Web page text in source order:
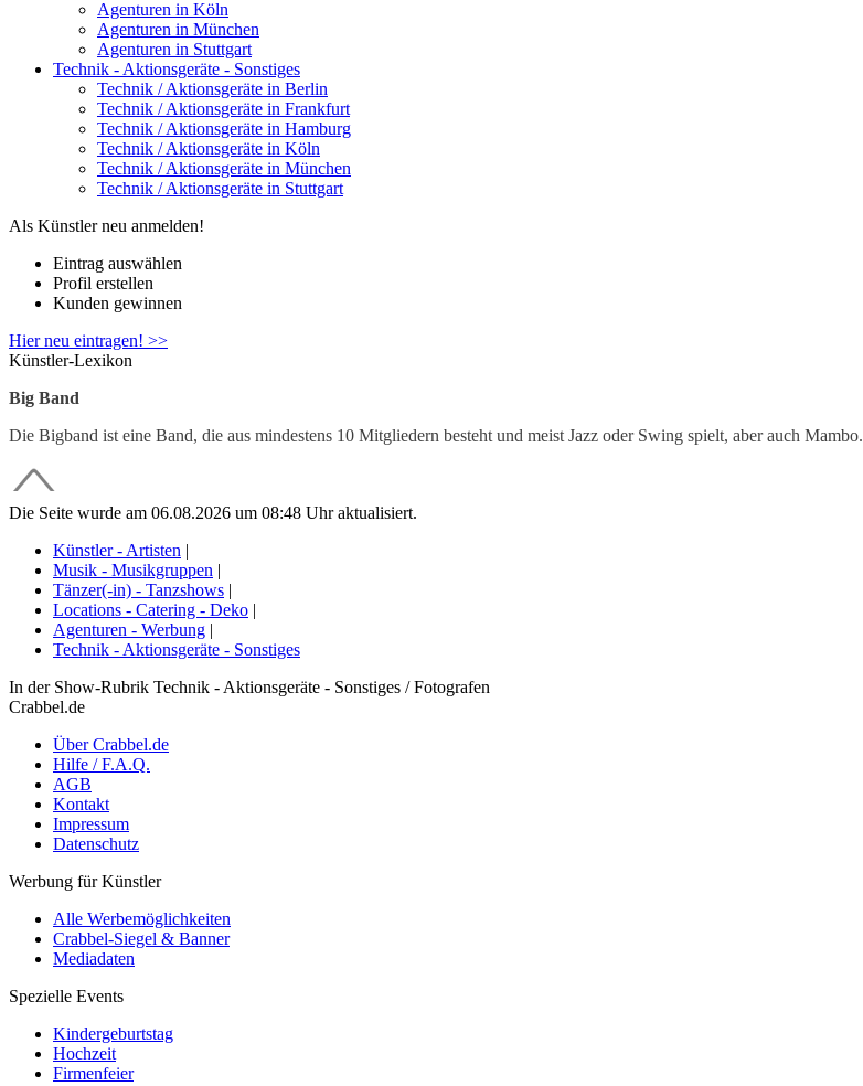
Agenturen in Köln
Agenturen in München
Agenturen in Stuttgart
Technik - Aktionsgeräte - Sonstiges
Technik / Aktionsgeräte in Berlin
Technik / Aktionsgeräte in Frankfurt
Technik / Aktionsgeräte in Hamburg
Technik / Aktionsgeräte in Köln
Technik / Aktionsgeräte in München
Technik / Aktionsgeräte in Stuttgart
Als Künstler neu anmelden!
Eintrag auswählen
Profil erstellen
Kunden gewinnen
Hier neu eintragen! >>
Künstler-Lexikon
Big Band
Die Bigband ist eine Band, die aus mindestens 10 Mitgliedern besteht und meist Jazz oder Swing spielt, aber auch Mambo.
Die Seite wurde am 06.08.2026 um 08:48 Uhr aktualisiert.
Künstler - Artisten |
Musik - Musikgruppen |
Tänzer(-in) - Tanzshows |
Locations - Catering - Deko |
Agenturen - Werbung |
Technik - Aktionsgeräte - Sonstiges
In der Show-Rubrik Technik - Aktionsgeräte - Sonstiges / Fotografen
Crabbel.de
Über Crabbel.de
Hilfe / F.A.Q.
AGB
Kontakt
Impressum
Datenschutz
Werbung für Künstler
Alle Werbemöglichkeiten
Crabbel-Siegel & Banner
Mediadaten
Spezielle Events
Kindergeburtstag
Hochzeit
Firmenfeier